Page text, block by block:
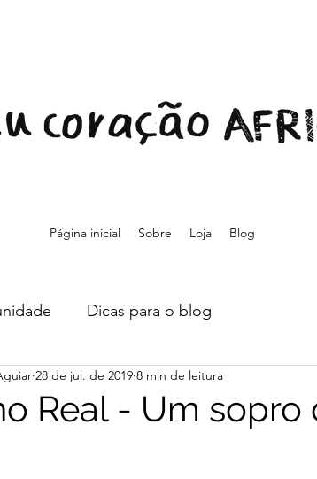
Página inicial Sobre Loja Blog
Dicas para o blog
Real - Um sopro
28 de jul. de 2019 8 min de leitura